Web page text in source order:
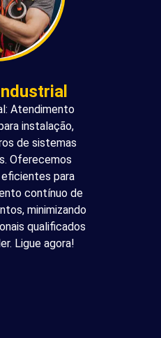
Atendimento
instalação,
de sistemas
Oferecemos
para
contínuo de
minimizando
qualificados
Ligue agora!